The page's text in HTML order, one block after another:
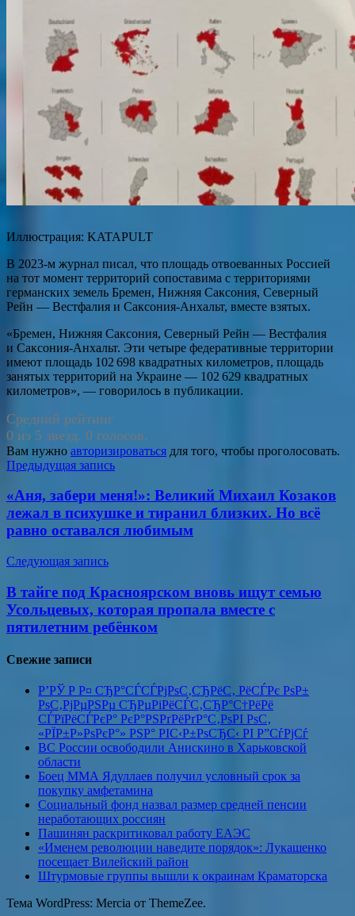
Иллюстрация: KATAPULT
В 2023-м журнал писал, что площадь отвоеванных Россией
на тот момент территорий сопоставима с территориями
германских земель Бремен, Нижняя Саксония, Северный
Рейн — Вестфалия и Саксония-Анхальт, вместе взятых.
«Бремен, Нижняя Саксония, Северный Рейн — Вестфалия
и Саксония-Анхальт. Эти четыре федеративные территории
имеют площадь 102 698 квадратных километров, площадь
занятых территорий на Украине — 102 629 квадратных
километров», — говорилось в публикации.
Средний рейтинг
0 из 5 звезд. 0 голосов.
Вам нужно авторизироваться для того, чтобы проголосовать.
Навигация
по
записям
Предыдущая запись
«Аня, забери меня!»: Великий Михаил Козаков
лежал в психушке и тиранил близких. Но всё
равно оставался любимым
Следующая запись
В тайге под Красноярском вновь ищут семью
Усольцевых, которая пропала вместе с
пятилетним ребёнком
Свежие записи
Р’РЎ Р Р¤ СЂР°СЃСЃРјРѕС‚СЂРёС‚ РёСЃРє РѕР±
РѕС‚РјРµРЅРµ СЂРµРіРёСЃС‚СЂР°С†РёРё
СЃРїРёСЃРєР° РєР°РЅРґРёРґР°С‚РѕРІ РѕС‚
«РЇР±Р»РѕРєР°» РЅР° РІС‹Р±РѕСЂС‹ РІ Р”СѓРјСѓ
ВС России освободили Анискино в Харьковской
области
Боец ММА Ядуллаев получил условный срок за
покупку амфетамина
Социальный фонд назвал размер средней пенсии
неработающих россиян
Пашинян раскритиковал работу ЕАЭС
«Именем революции наведите порядок»: Лукашенко
посещает Вилейский район
Штурмовые группы вышли к окраинам Краматорска
Тема WordPress: Mercia от ThemeZee.